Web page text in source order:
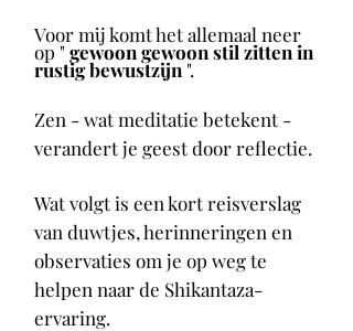
Voor mij komt het allemaal neer
op " gewoon gewoon stil zitten in
rustig bewustzijn ".
Zen - wat meditatie betekent -
verandert je geest door reflectie.
Wat volgt is een kort reisverslag
van duwtjes, herinneringen en
observaties om je op weg te
helpen naar de Shikantaza-
ervaring.